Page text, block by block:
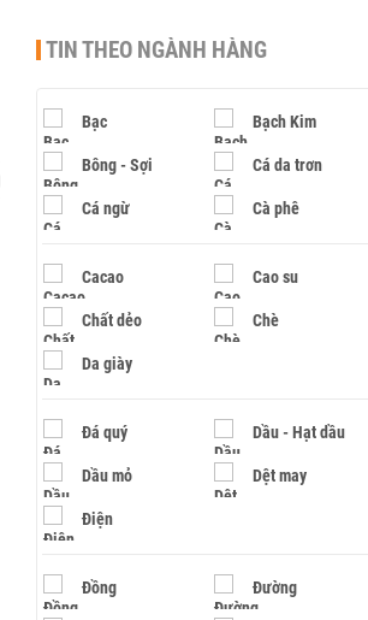
TIN THEO NGÀNH HÀNG
Bạc Bạch Kim
Bông - Sợi Cá da trơn
Cá ngừ Cà phê
Cacao Cao su
Chất dẻo Chè
Da giày
Đá quý Dầu - Hạt dầu
Dầu mỏ Dệt may
Điện
Đồng Đường